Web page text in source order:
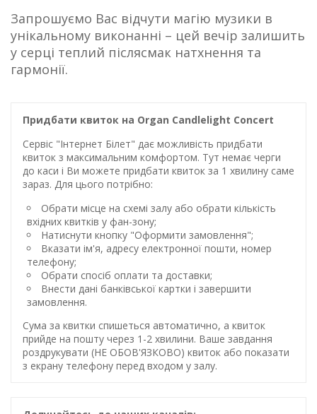
Запрошуємо Вас відчути магію музики в
унікальному виконанні – цей вечір залишить
у серці теплий післясмак натхнення та
гармонії.
Придбати квиток на Organ Candlelight Concert
Сервіс "Інтернет Білет" дає можливість придбати
квиток з максимальним комфортом. Тут немає черги
до каси і Ви можете придбати квиток за 1 хвилину саме
зараз. Для цього потрібно:
Обрати місце на схемі залу або обрати кількість
вхідних квитків у фан-зону;
Натиснути кнопку "Оформити замовлення";
Вказати ім'я, адресу електронної пошти, номер
телефону;
Обрати спосіб оплати та доставки;
Внести дані банківської картки і завершити
замовлення.
Сума за квитки спишеться автоматично, а квиток
прийде на пошту через 1-2 хвилини. Ваше завдання
роздрукувати (НЕ ОБОВ'ЯЗКОВО) квиток або показати
з екрану телефону перед входом у залу.